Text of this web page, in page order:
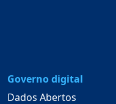
Governo digital
Dados Abertos